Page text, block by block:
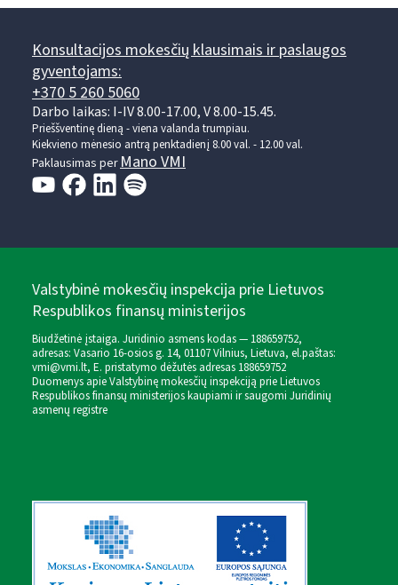
Konsultacijos mokesčių klausimais ir paslaugos
gyventojams:
+370 5 260 5060
Darbo laikas: I-IV 8.00-17.00, V 8.00-15.45.
Prieššventinę dieną - viena valanda trumpiau.
Kiekvieno mėnesio antrą penktadienį 8.00 val. - 12.00 val.
Paklausimas perMano VMI
Valstybinė mokesčių inspekcija prie Lietuvos
Respublikos finansų ministerijos
Biudžetinė įstaiga. Juridinio asmens kodas — 188659752,
adresas: Vasario 16-osios g. 14, 01107 Vilnius, Lietuva, el.paštas:
vmi@vmi.lt, E. pristatymo dėžutės adresas 188659752
Duomenys apie Valstybinę mokesčių inspekciją prie Lietuvos
Respublikos finansų ministerijos kaupiami ir saugomi Juridinių
asmenų registre